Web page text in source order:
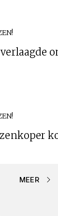
MEER